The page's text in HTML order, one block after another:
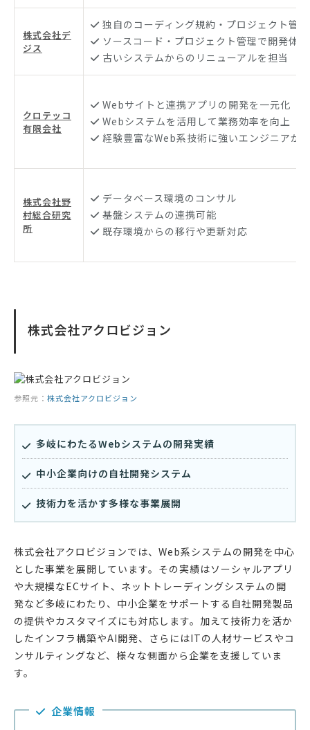
株式会社デ
ジス
独自のコーディング規約・プロジェクト管
ソースコード・プロジェクト管理で開発体
古いシステムからのリニューアルを担当
クロテッコ
有限会社
Webサイトと連携アプリの開発を一元化
Webシステムを活用して業務効率を向上
経験豊富なWeb系技術に強いエンジニアが
株式会社野
村総合研究
所
データベース環境のコンサル
基盤システムの連携可能
既存環境からの移行や更新対応
株式会社アクロビジョン
参照元： 株式会社アクロビジョン
多岐にわたるWebシステムの開発実績
中小企業向けの自社開発システム
技術力を活かす多様な事業展開
株式会社アクロビジョンでは、Web系システムの開発を中心
とした事業を展開しています。その実績はソーシャルアプリ
や大規模なECサイト、ネットトレーディングシステムの開
発など多岐にわたり、中小企業をサポートする自社開発製品
の提供やカスタマイズにも対応します。加えて技術力を活か
したインフラ構築やAI開発、さらにはITの人材サービスやコ
ンサルティングなど、様々な側面から企業を支援していま
す。
企業情報